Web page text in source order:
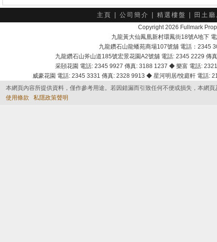
主頁 公司簡介 精選樓盤 田土
Copyright 2026 Fullmark
九龍黃大仙鳳凰新村環鳳街18號A地下
九龍鑽石山龍蟠苑商場107號舖 電話：2345
九龍鑽石山斧山道185號宏景花園A2號舖 電話: 2345 2229
采頣花園 電話: 2345 9927 傳真: 3188 1237 ◆ 樂富 電話:
威豪花園 電話: 2345 3331 傳真: 2328 9913 ◆ 星河明居/悅庭軒 電話
本網頁內容所提供資料，僅作參考用途。若因錯漏而引致任何不便或損失，本網
使用條款
私隱政策聲明